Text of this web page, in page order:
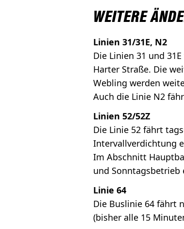
WEITERE
Linien 31/31E, N2
Die Linien 31 und
Harter Straße. Die
Webling werden
Auch die Linie N2
Linien 52/52Z
Die Linie 52 fährt
Intervallverdichtung
Im Abschnitt
und Sonntagsbetrieb
Linie 64
Die Buslinie 64 fährt
(bisher alle 15